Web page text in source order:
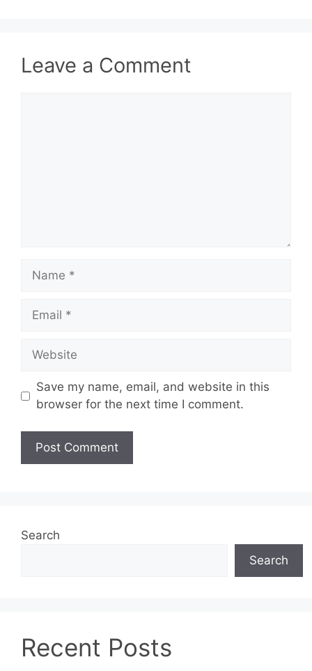
Leave a Comment
Name
Email
Website
Save my name, email, and website in this
browser for the next time I comment.
Search
Search
Recent Posts